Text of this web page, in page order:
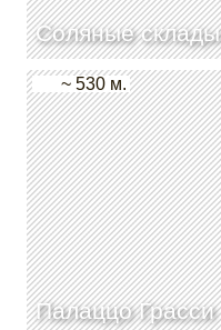
Соляные склады
Палаццо Грасси
~ 530 м.